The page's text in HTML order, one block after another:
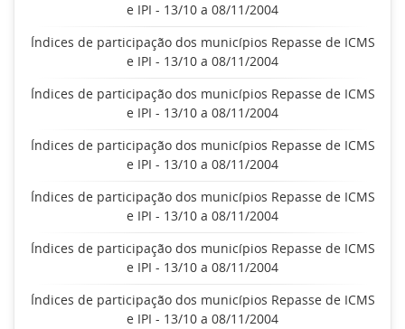
e IPI - 13/10 a 08/11/2004
Índices de participação dos municípios Repasse de ICMS
e IPI - 13/10 a 08/11/2004
Índices de participação dos municípios Repasse de ICMS
e IPI - 13/10 a 08/11/2004
Índices de participação dos municípios Repasse de ICMS
e IPI - 13/10 a 08/11/2004
Índices de participação dos municípios Repasse de ICMS
e IPI - 13/10 a 08/11/2004
Índices de participação dos municípios Repasse de ICMS
e IPI - 13/10 a 08/11/2004
Índices de participação dos municípios Repasse de ICMS
e IPI - 13/10 a 08/11/2004